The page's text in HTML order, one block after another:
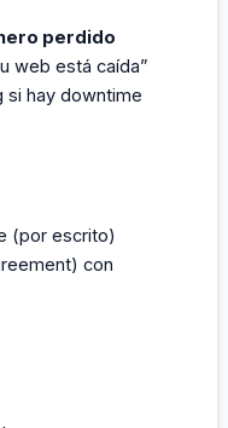
perdido
web está caída”
si hay downtime
(por escrito)
con